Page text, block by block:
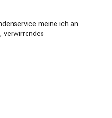
meine ich an
verwirrendes